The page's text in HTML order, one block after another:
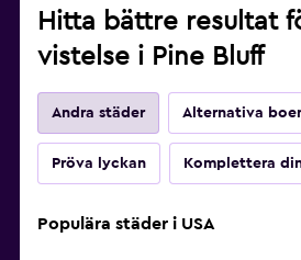
Hitta bättre resultat
vistelse i Pine Bluff
Andra städer Alternativa
Pröva lyckan Komplettera
Populära städer i USA